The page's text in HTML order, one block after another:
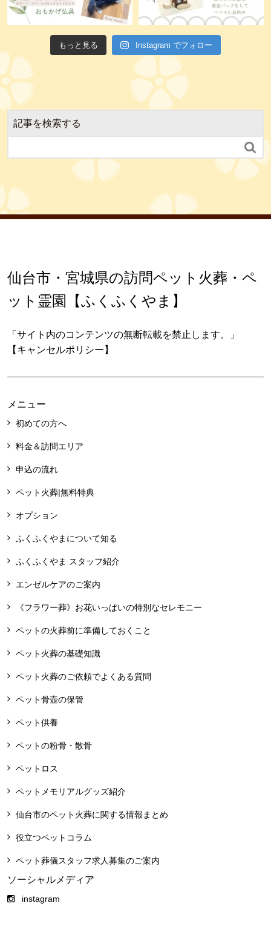
もっと見る Instagram でフォロー
記事を検索する

仙台市・宮城県の訪問ペット火葬・ペ
ット霊園【ふくふくやま】
「サイト内のコンテンツの無断転載を禁止します。」
【キャンセルポリシー】
メニュー
初めての方へ
料金＆訪問エリア
申込の流れ
ペット火葬|無料特典
オプション
ふくふくやまについて知る
ふくふくやま スタッフ紹介
エンゼルケアのご案内
《フラワー葬》お花いっぱいの特別なセレモニー
ペットの火葬前に準備しておくこと
ペット火葬の基礎知識
ペット火葬のご依頼でよくある質問
ペット骨壺の保管
ペット供養
ペットの粉骨・散骨
ペットロス
ペットメモリアルグッズ紹介
仙台市のペット火葬に関する情報まとめ
役立つペットコラム
ペット葬儀スタッフ求人募集のご案内
ソーシャルメディア
instagram